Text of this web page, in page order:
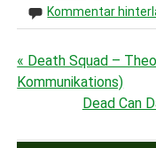
Kommentar
« Death Squad –
Kommunikations)
Dead Can